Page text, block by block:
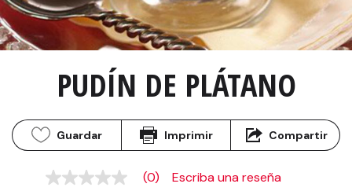
PUDÍN DE PLÁTANO
Guardar Imprimir Compartir
Sin
(0) Escriba una reseña